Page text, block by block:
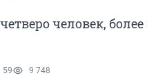
человек, более
59 9 748